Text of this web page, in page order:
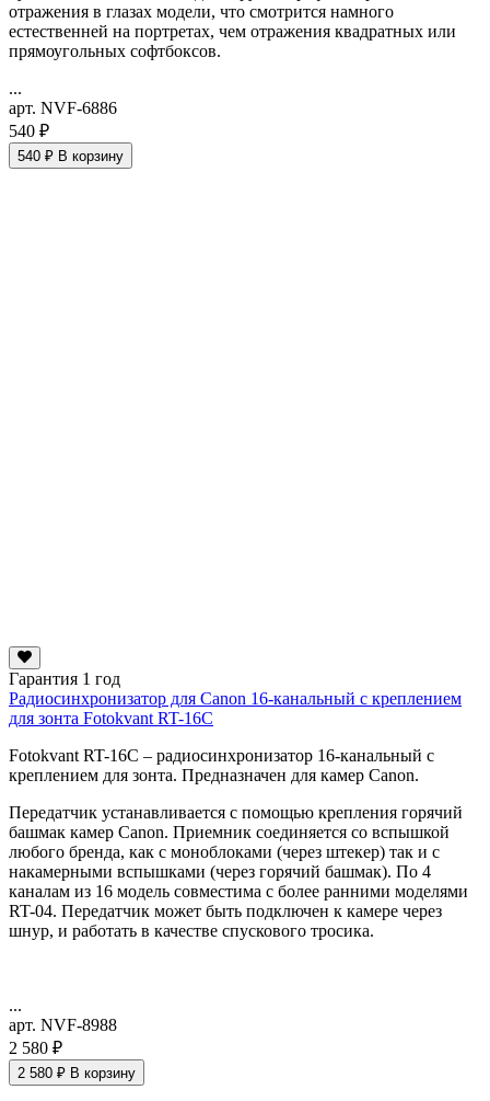
отражения в глазах модели, что смотрится намного
естественней на портретах, чем отражения квадратных или
прямоугольных софтбоксов.
...
арт. NVF-6886
540 ₽
540 ₽ В корзину
Гарантия 1 год
Радиосинхронизатор для Canon 16-канальный с креплением
для зонта Fotokvant RT-16C
Fotokvant RT-16C – радиосинхронизатор 16-канальный с
креплением для зонта. Предназначен для камер Canon.
Передатчик устанавливается с помощью крепления горячий
башмак камер Canon. Приемник соединяется со вспышкой
любого бренда, как с моноблоками (через штекер) так и с
накамерными вспышками (через горячий башмак). По 4
каналам из 16 модель совместима с более ранними моделями
RT-04. Передатчик может быть подключен к камере через
шнур, и работать в качестве спускового тросика.
...
арт. NVF-8988
2 580 ₽
2 580 ₽ В корзину